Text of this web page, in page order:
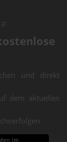
und direkt
dem aktuellen